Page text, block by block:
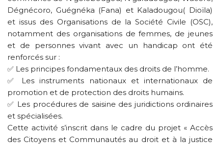
Dégnécoro, Guégnéka (Fana) et Kaladougou( Dioïla)
et issus des Organisations de la Société Civile (OSC),
notamment des organisations de femmes, de jeunes
et de personnes vivant avec un handicap ont été
renforcés sur :
✅ Les principes fondamentaux des droits de l’homme.
✅ Les instruments nationaux et internationaux de
promotion et de protection des droits humains.
✅ Les procédures de saisine des juridictions ordinaires
et spécialisées.
Cette activité s’inscrit dans le cadre du projet « Accès
des Citoyens et Communautés au droit et à la justice